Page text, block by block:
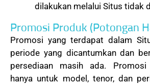
dilakukan melalui Situs tidak
Promosi Produk (Potongan
Promosi yang terdapat dalam
periode yang dicantumkan dan
persediaan masih ada.
hanya untuk model, tenor, dan